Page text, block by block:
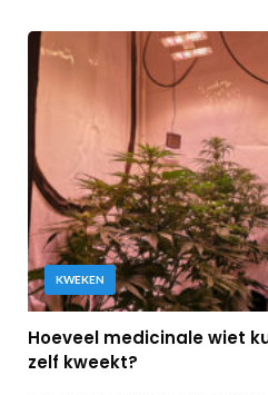
KWEKEN
Hoeveel medicinale wiet
zelf kweekt?